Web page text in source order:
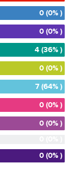
0 (0% )
0 (0% )
4 (36% )
0 (0% )
7 (64% )
0 (0% )
0 (0% )
0 (0% )